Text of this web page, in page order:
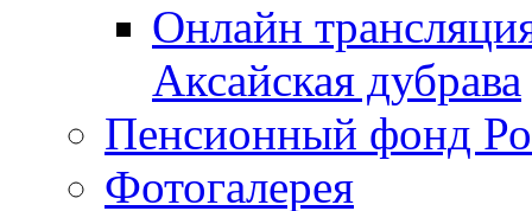
Онлайн
Аксайская дубрава
Пенсионный фонд
Фотогалерея